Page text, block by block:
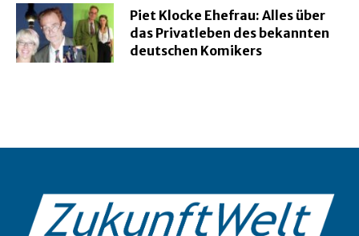
Piet Klocke Ehefrau: Alles über
das Privatleben des bekannten
deutschen Komikers